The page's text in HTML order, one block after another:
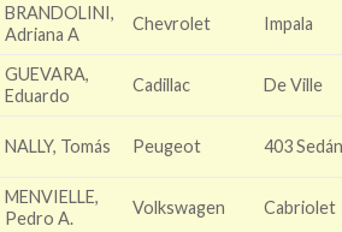
BRANDOLINI,
Adriana A
Chevrolet Impala
GUEVARA,
Eduardo
Cadillac De Ville
NALLY, Tomás Peugeot 403
MENVIELLE,
Pedro A.
Volkswagen Cabriolet